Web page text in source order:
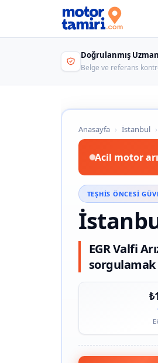
Doğrulanmış
Belge ve referans
Anasayfa › İstanbul ›
Acil motor
TEŞHIS ÖNCESI
EGR Valfi